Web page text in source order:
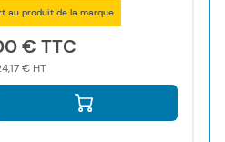
au produit de la marque
€
€